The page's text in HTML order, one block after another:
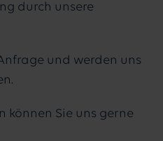
durch unsere
und werden uns
können Sie uns gerne